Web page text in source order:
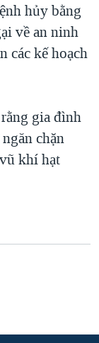
hủy bằng
về an ninh
các kế hoạch
gia đình
chặn
khí hạt